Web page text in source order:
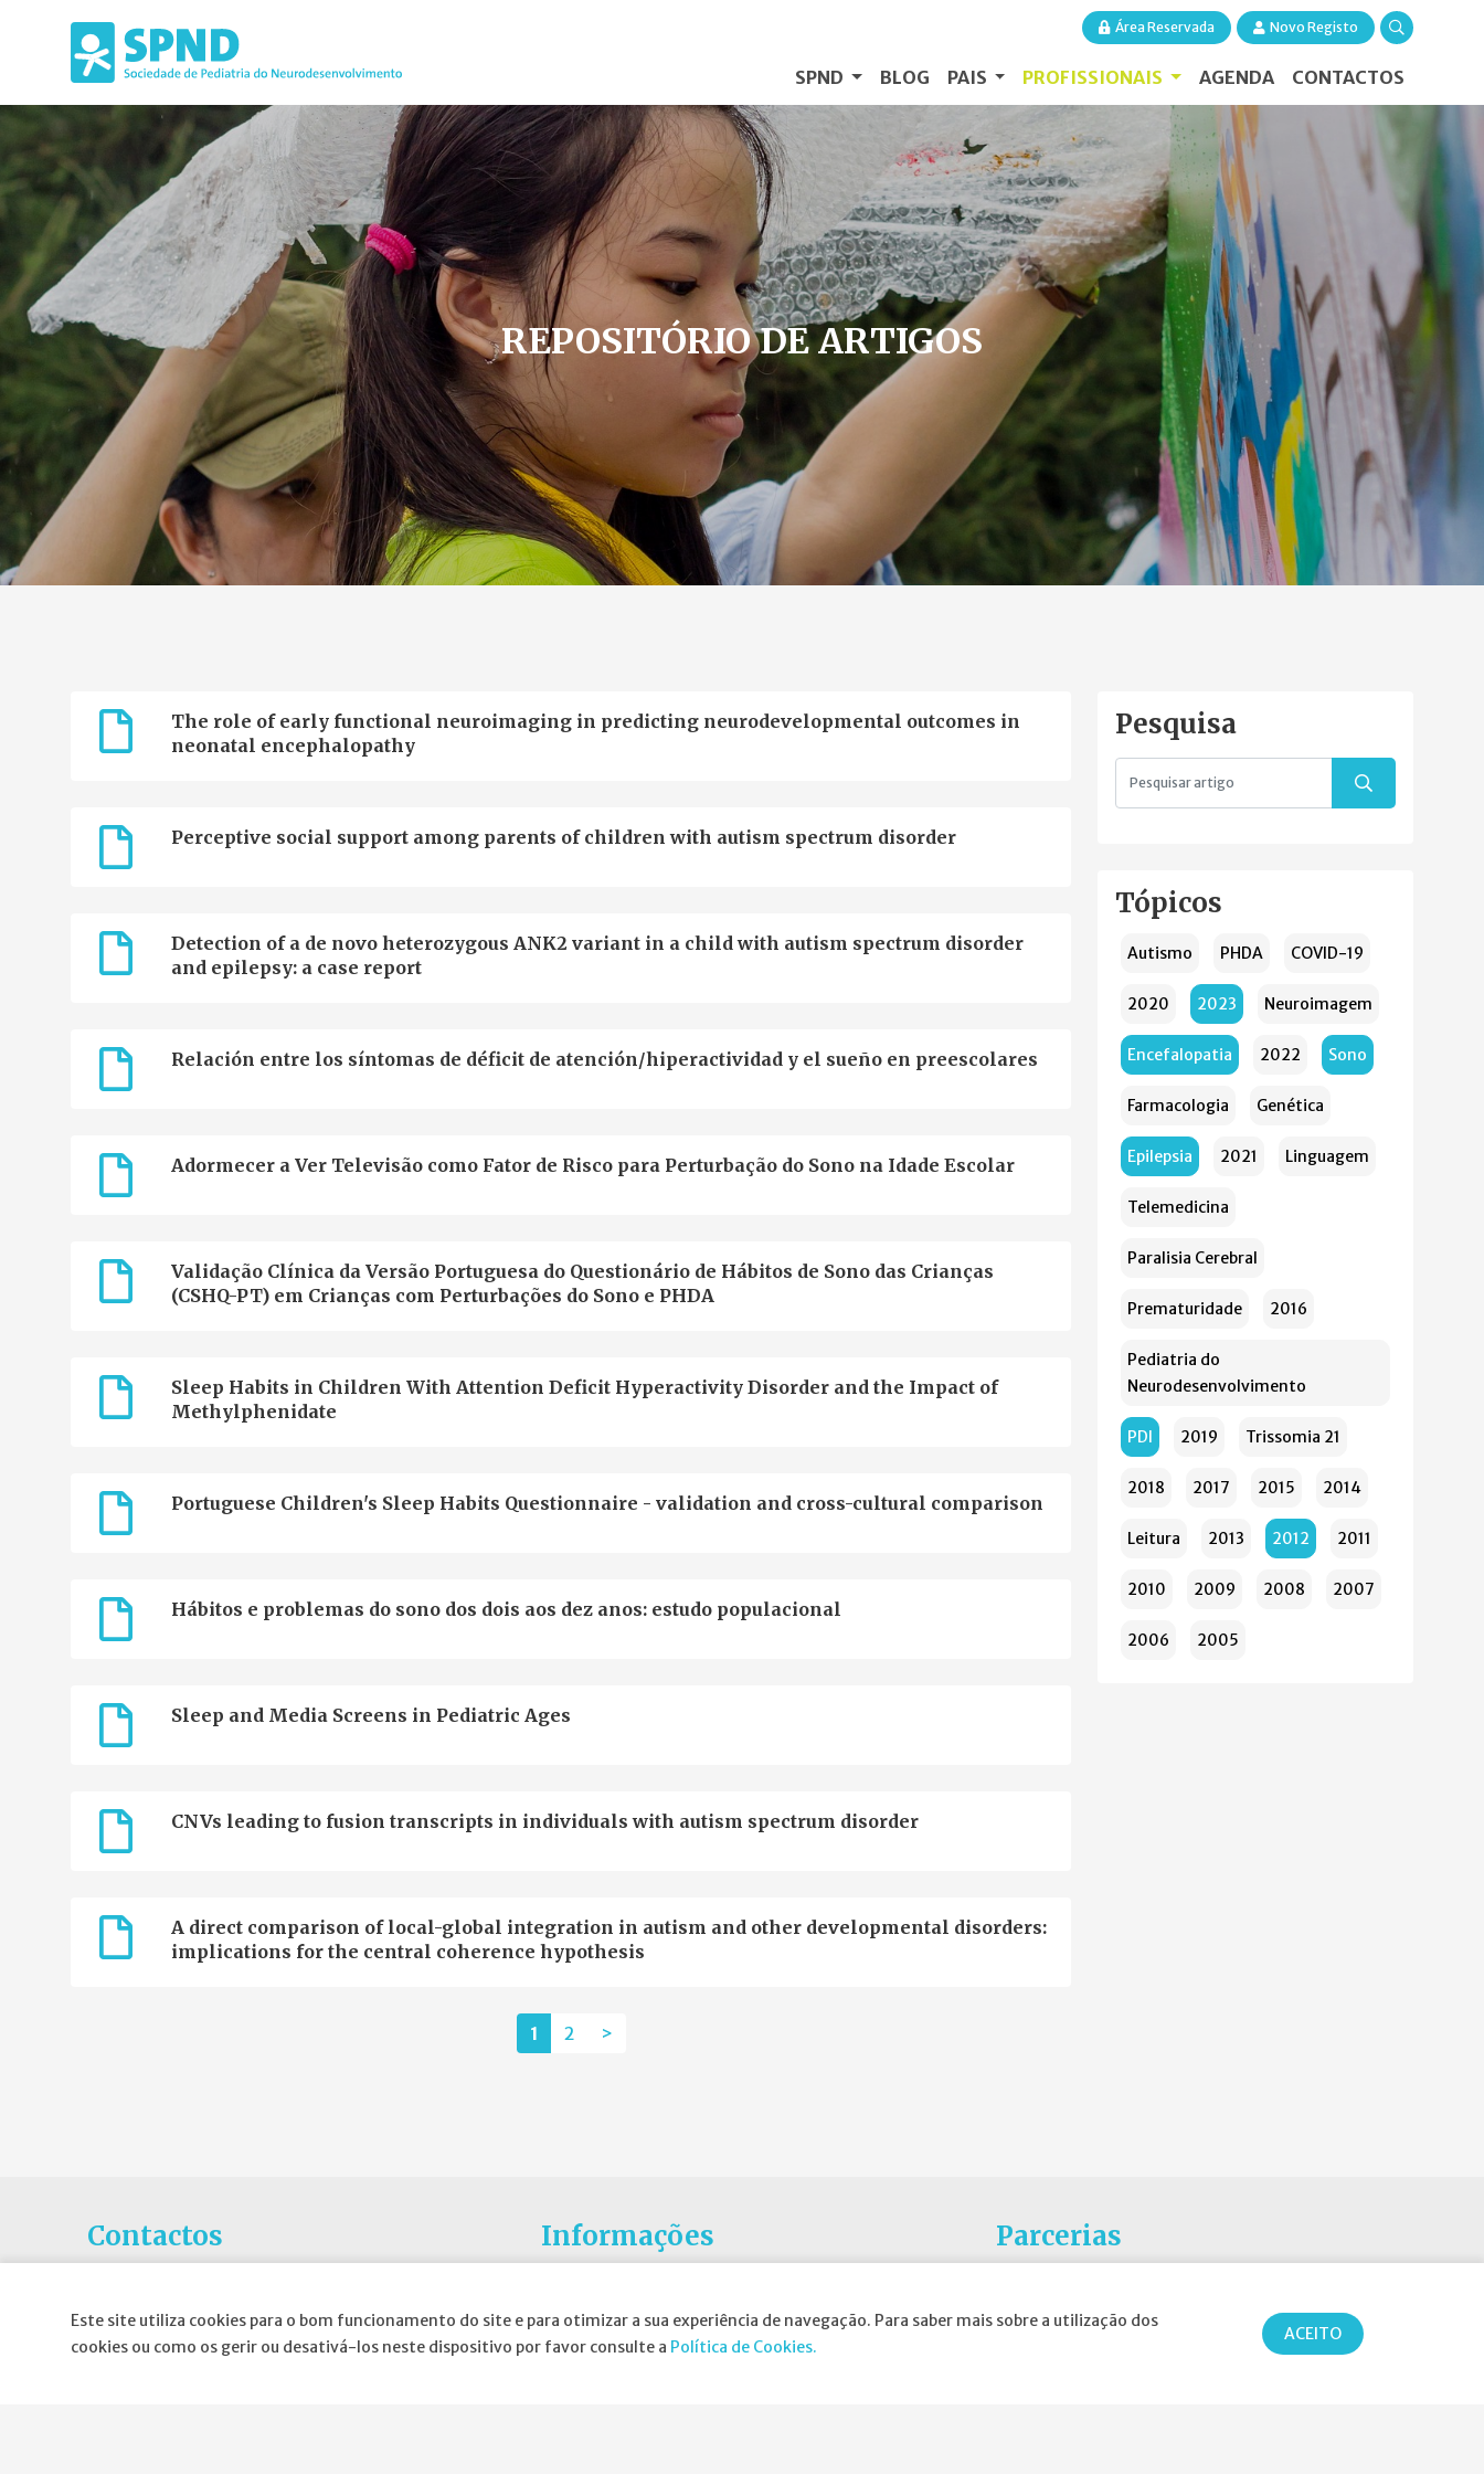
Este site utiliza cookies para o bom funcionamento do site e para otimizar a sua experiência de navegação. Para saber mais sobre a utilização dos
cookies ou como os gerir ou desativá-los neste dispositivo por favor consulte a Política de Cookies.
ACEITO
Área Reservada Novo Registo
SPND BLOG PAIS PROFISSIONAIS AGENDA CONTACTOS
REPOSITÓRIO DE ARTIGOS
The role of early functional neuroimaging in predicting neurodevelopmental outcomes in
neonatal encephalopathy
Perceptive social support among parents of children with autism spectrum disorder
Detection of a de novo heterozygous ANK2 variant in a child with autism spectrum disorder
and epilepsy: a case report
Relación entre los síntomas de déficit de atención/hiperactividad y el sueño en preescolares
Adormecer a Ver Televisão como Fator de Risco para Perturbação do Sono na Idade Escolar
Validação Clínica da Versão Portuguesa do Questionário de Hábitos de Sono das Crianças
(CSHQ-PT) em Crianças com Perturbações do Sono e PHDA
Sleep Habits in Children With Attention Deficit Hyperactivity Disorder and the Impact of
Methylphenidate
Portuguese Children's Sleep Habits Questionnaire - validation and cross-cultural comparison
Hábitos e problemas do sono dos dois aos dez anos: estudo populacional
Sleep and Media Screens in Pediatric Ages
CNVs leading to fusion transcripts in individuals with autism spectrum disorder
A direct comparison of local-global integration in autism and other developmental disorders:
implications for the central coherence hypothesis
1 2 >
Pesquisa
Tópicos
Autismo PHDA COVID-19
2020 2023 Neuroimagem
Encefalopatia 2022 Sono
Farmacologia Genética
Epilepsia 2021 Linguagem
Telemedicina
Paralisia Cerebral
Prematuridade 2016
Pediatria do
Neurodesenvolvimento
PDI 2019 Trissomia 21
2018 2017 2015 2014
Leitura 2013 2012 2011
2010 2009 2008 2007
2006 2005
Contactos
1990-601 Lisboa
E-mail:geral@spnd-spp.com
Informações Parcerias